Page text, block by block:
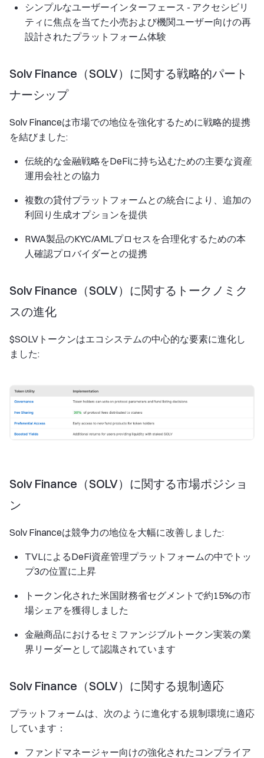
シンプルなユーザーインターフェース - アクセシビリ
ティに焦点を当てた小売および機関ユーザー向けの再
設計されたプラットフォーム体験
Solv Finance（SOLV）に関する戦略的パート
ナーシップ
Solv Financeは市場での地位を強化するために戦略的提携
を結びました:
伝統的な金融戦略をDeFiに持ち込むための主要な資産
運用会社との協力
複数の貸付プラットフォームとの統合により、追加の
利回り生成オプションを提供
RWA製品のKYC/AMLプロセスを合理化するための本
人確認プロバイダーとの提携
Solv Finance（SOLV）に関するトークノミク
スの進化
$SOLVトークンはエコシステムの中心的な要素に進化し
ました:
Solv Finance（SOLV）に関する市場ポジショ
ン
Solv Financeは競争力の地位を大幅に改善しました:
TVLによるDeFi資産管理プラットフォームの中でトッ
プ3の位置に上昇
トークン化された米国財務省セグメントで約15%の市
場シェアを獲得しました
金融商品におけるセミファンジブルトークン実装の業
界リーダーとして認識されています
Solv Finance（SOLV）に関する規制適応
プラットフォームは、次のように進化する規制環境に適応
しています：
ファンドマネージャー向けの強化されたコンプライア